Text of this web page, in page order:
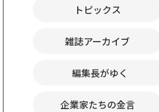
トピックス
雑誌アーカイブ
編集長がゆく
企業家たちの金言